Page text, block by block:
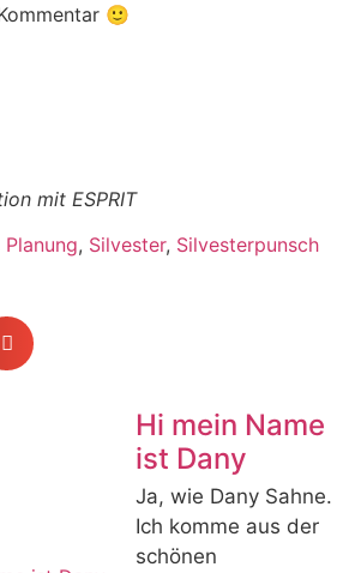
🙂
mit ESPRIT
Planung, Silvester, Silvesterpunsch
Hi mein Name
ist Dany
Ja, wie Dany Sahne.
Ich komme aus der
schönen